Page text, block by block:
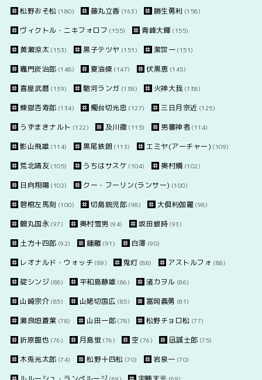
松野おそ松 (180) 藤丸立香 (163) 勝生勇利 (158)
ヴィクトル・ニキフォロフ (155) 青峰大輝 (155)
黄瀬涼太 (153) 黒子テツヤ (151) 潔世一 (151)
竈門炭治郎 (148) 夏油傑 (147) 伏黒恵 (145)
喜屋武暦 (139) 馳河ランガ (138) 火神大我 (138)
煉獄杏寿郎 (134) 燭台切光忠 (127) 三日月宗近 (125)
うずまきナルト (122) 及川徹 (115) 男審神者 (114)
影山飛雄 (114) 黒尾鉄朗 (113) エミヤ(アーチャー) (109)
荒北靖友 (105) うちはサスケ (104) 奥村燐 (102)
日向翔陽 (102) クー・フーリン(ランサー) (100)
碧棺左馬刻 (100) 切島鋭児郎 (98) 大倶利伽羅 (98)
鶴丸国永 (97) 奥村雪男 (94) 坂田銀時 (93)
土方十四郎 (92) 鍾離 (91) 白澤 (90)
レオナルド・ウォッチ (89) 鬼灯 (88) アストルフォ (88)
碇シンジ (88) 平和島静雄 (86) 渚カヲル (86)
山崎宗介 (85) 山姥切国広 (85) 冨岡義勇 (81)
瀬良垣蒼葉 (78) 山田一郎 (78) 松野チョロ松 (77)
折原臨也 (76) 月島蛍 (76) 空 (76) 凪誠士郎 (75)
木兎光太郎 (74) 松野十四松 (70) 岩泉一 (70)